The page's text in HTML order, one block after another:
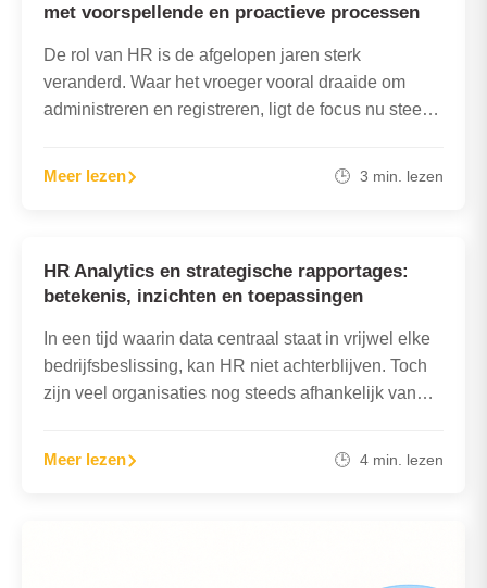
met voorspellende en proactieve processen
De rol van HR is de afgelopen jaren sterk
veranderd. Waar het vroeger vooral draaide om
administreren en registreren, ligt de focus nu steeds
Meer lezen 🕒 3 min. lezen
HR Analytics en strategische rapportages:
betekenis, inzichten en toepassingen
In een tijd waarin data centraal staat in vrijwel elke
bedrijfsbeslissing, kan HR niet achterblijven. Toch
zijn veel organisaties nog steeds afhankelijk van
Meer lezen 🕒 4 min. lezen